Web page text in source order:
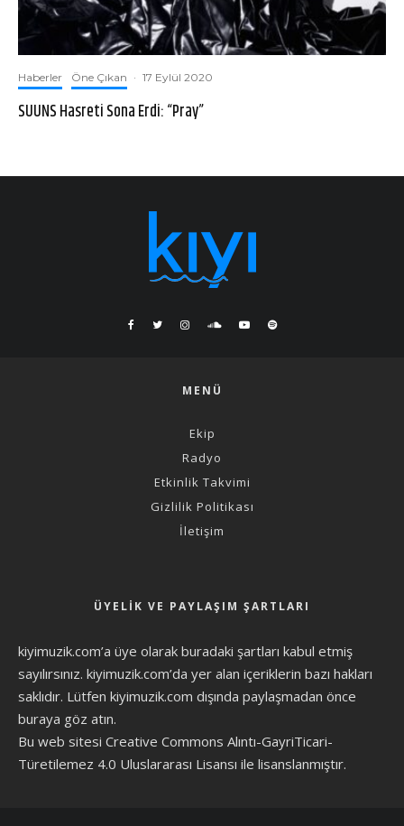
Haberler Öne Çıkan · 17 Eylül 2020
SUUNS Hasreti Sona Erdi: “Pray”
MENÜ
Ekip
Radyo
Etkinlik Takvimi
Gizlilik Politikası
İletişim
ÜYELIK VE PAYLAŞIM ŞARTLARI
kiyimuzik.com’a üye olarak buradaki şartları kabul etmiş
sayılırsınız. kiyimuzik.com’da yer alan içeriklerin bazı hakları
saklıdır. Lütfen kiyimuzik.com dışında paylaşmadan önce
buraya göz atın.
Bu web sitesi Creative Commons Alıntı-GayriTicari-
Türetilemez 4.0 Uluslararası Lisansı ile lisanslanmıştır.